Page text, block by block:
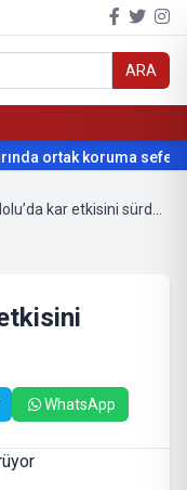
ARA
ortak koruma
WhatsApp